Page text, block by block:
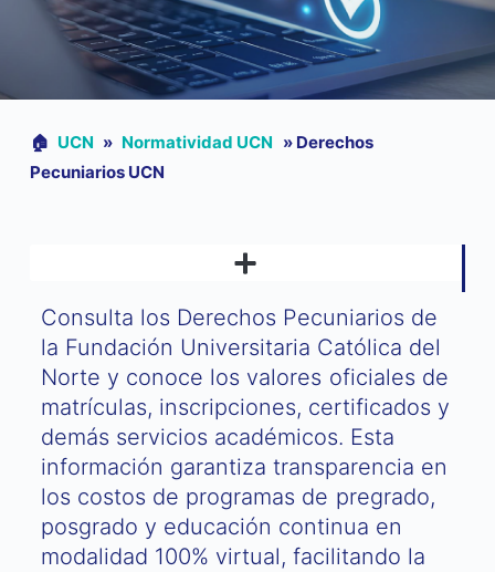
🏠︎ UCN » Normatividad UCN » Derechos
Pecuniarios UCN
Consulta los Derechos Pecuniarios de
la Fundación Universitaria Católica del
Norte y conoce los valores oficiales de
matrículas, inscripciones, certificados y
demás servicios académicos. Esta
información garantiza transparencia en
los costos de programas de pregrado,
posgrado y educación continua en
modalidad 100% virtual, facilitando la